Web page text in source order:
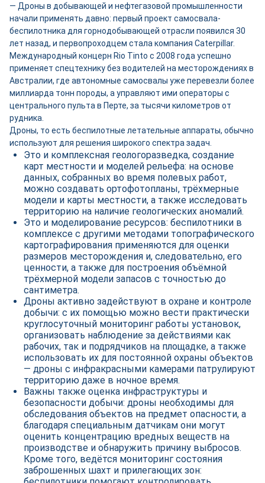
— Дроны в добывающей и нефтегазовой промышленности
начали применять давно: первый проект самосвала-
беспилотника для горнодобывающей отрасли появился 30
лет назад, и первопроходцем стала компания Caterpillar.
Международный концерн Rio Tinto с 2008 года успешно
применяет спецтехнику без водителей на месторождениях в
Австралии, где автономные самосвалы уже перевезли более
миллиарда тонн породы, а управляют ими операторы с
центрального пульта в Перте, за тысячи километров от
рудника.
Дроны, то есть беспилотные летательные аппараты, обычно
используют для решения широкого спектра задач.
Это и комплексная геологоразведка, создание
карт местности и моделей рельефа: на основе
данных, собранных во время полевых работ,
можно создавать ортофотопланы, трёхмерные
модели и карты местности, а также исследовать
территорию на наличие геологических аномалий.
Это и моделирование ресурсов: беспилотники в
комплексе с другими методами топографического
картографирования применяются для оценки
размеров месторождения и, следовательно, его
ценности, а также для построения объёмной
трёхмерной модели запасов с точностью до
сантиметра.
Дроны активно задействуют в охране и контроле
добычи: с их помощью можно вести практически
круглосуточный мониторинг работы установок,
организовать наблюдение за действиями как
рабочих, так и подрядчиков на площадке, а также
использовать их для постоянной охраны объектов
— дроны с инфракрасными камерами патрулируют
территорию даже в ночное время.
Важны также оценка инфраструктуры и
безопасности добычи: дроны необходимы для
обследования объектов на предмет опасности, а
благодаря специальным датчикам они могут
оценить концентрацию вредных веществ на
производстве и обнаружить причину выбросов.
Кроме того, ведётся мониторинг состояния
заброшенных шахт и прилегающих зон: